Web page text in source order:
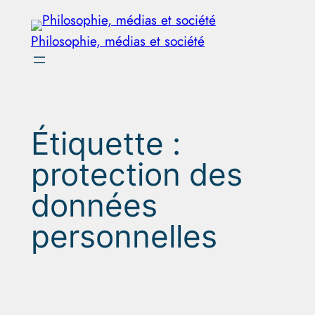
Aller
contenu
Philosophie, médias et société
Étiquette :
protection des
données
personnelles